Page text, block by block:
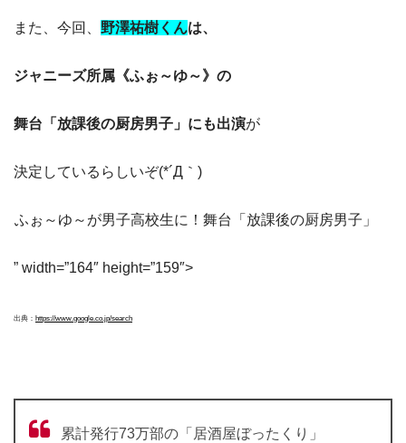
また、今回、 野澤祐樹くんは、
ジャニーズ所属《ふぉ～ゆ～》の
舞台「放課後の厨房男子」にも出演が
決定しているらしいぞ(*´Д｀)
ふぉ～ゆ～が男子高校生に！舞台「放課後の厨房男子」
” width=”164″ height=”159″>
出典： https://www.google.co.jp/search
累計発行73万部の「居酒屋ぼったくり」